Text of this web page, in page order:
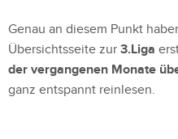
Genau an diesem Punkt
Übersichtsseite zur 3.Liga
der vergangenen Monate
ganz entspannt reinlesen.